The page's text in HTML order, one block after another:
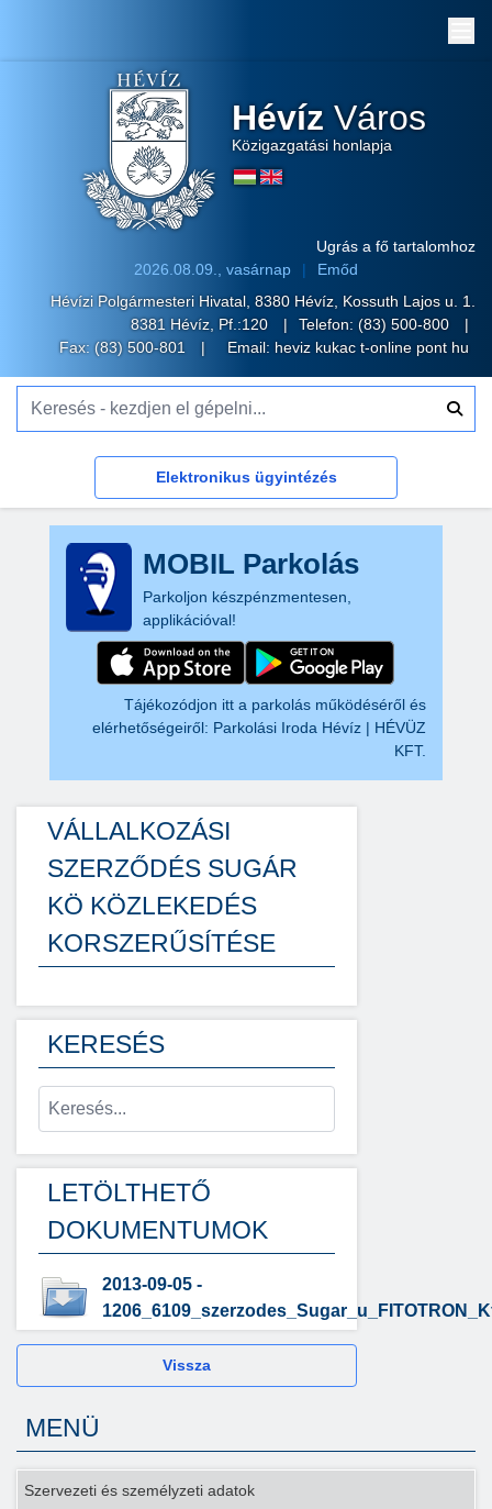
Hévíz Város
Közigazgatási honlapja
Ugrás a fő tartalomhoz
2026.08.09., vasárnap
Emőd
Hévízi Polgármesteri Hivatal, 8380 Hévíz, Kossuth Lajos u. 1.
8381 Hévíz, Pf.:120
Telefon: (83) 500-800
Fax: (83) 500-801
Email: heviz kukac t-online pont hu
Elektronikus ügyintézés
MOBIL Parkolás
Parkoljon készpénzmentesen,
applikációval!
Tájékozódjon itt a parkolás működéséről és
elérhetőségeiről: Parkolási Iroda Hévíz | HÉVÜZ
KFT.
VÁLLALKOZÁSI
SZERZŐDÉS SUGÁR
KÖ KÖZLEKEDÉS
KORSZERŰSÍTÉSE
KERESÉS
LETÖLTHETŐ
DOKUMENTUMOK
2013-09-05 -
Vissza
MENÜ
Szervezeti és személyzeti adatok